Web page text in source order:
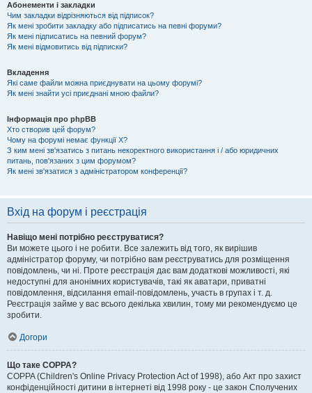
Абонементи і закладки
Чим закладки відрізняються від підписок?
Як мені зробити закладку або підписатись на певні форуми?
Як мені підписатись на певний форум?
Як мені відмовитись від підписки?
Вкладення
Які саме файли можна приєднувати на цьому форумі?
Як мені знайти усі приєднані мною файли?
Інформація про phpBB
Хто створив цей форум?
Чому на форумі немає функції X?
З ким мені зв'язатись з питань некоректного використання і / або юридичних
питань, пов'язаних з цим форумом?
Як мені зв'язатися з адміністратором конференції?
Вхід на форум і реєстрація
Навіщо мені потрібно реєструватися?
Ви можете цього і не робити. Все залежить від того, як вирішив
адміністратор форуму, чи потрібно вам реєструватись для розміщення
повідомлень, чи ні. Проте реєстрація дає вам додаткові можливості, які
недоступні для анонімних користувачів, такі як аватари, приватні
повідомлення, відсилання email-повідомлень, участь в групах і т. д.
Реєстрація займе у вас всього декілька хвилин, тому ми рекомендуємо це
зробити.
Догори
Що таке COPPA?
COPPA (Children's Online Privacy Protection Act of 1998), або Акт про захист
конфіденційності дитини в інтернеті від 1998 року - це закон Сполучених